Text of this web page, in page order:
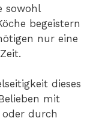
sowohl
begeistern
nur eine
dieses
mit
oder durch